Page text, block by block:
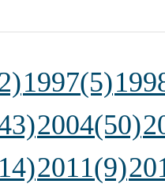
1997(5)
2004(50)
2011(9)